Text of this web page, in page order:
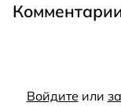
Войдите или